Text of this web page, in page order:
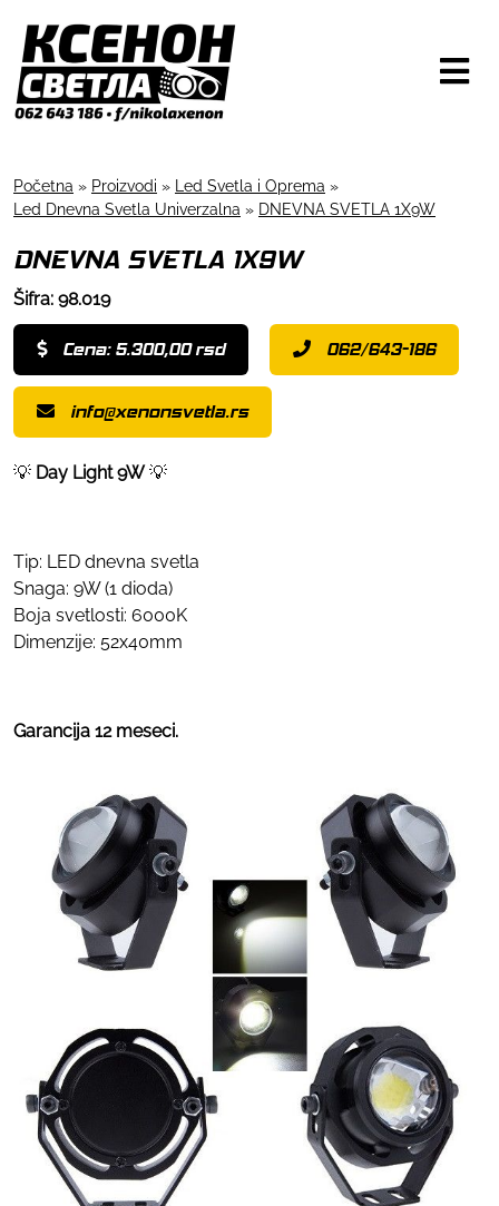
Početna » Proizvodi » Led Svetla i Oprema »
Led Dnevna Svetla Univerzalna » DNEVNA SVETLA 1X9W
DNEVNA SVETLA 1X9W
Šifra: 98.019
Cena: 5.300,00 rsd 062/643-186
info@xenonsvetla.rs
💡 Day Light 9W💡
Tip: LED dnevna svetla
Snaga: 9W (1 dioda)
Boja svetlosti: 6000K
Dimenzije: 52x40mm
Garancija 12 meseci.